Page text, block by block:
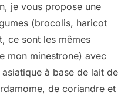
je vous propose une
(brocolis, haricot
ce sont les mêmes
mon minestrone) avec
asiatique à base de lait de
de coriandre et